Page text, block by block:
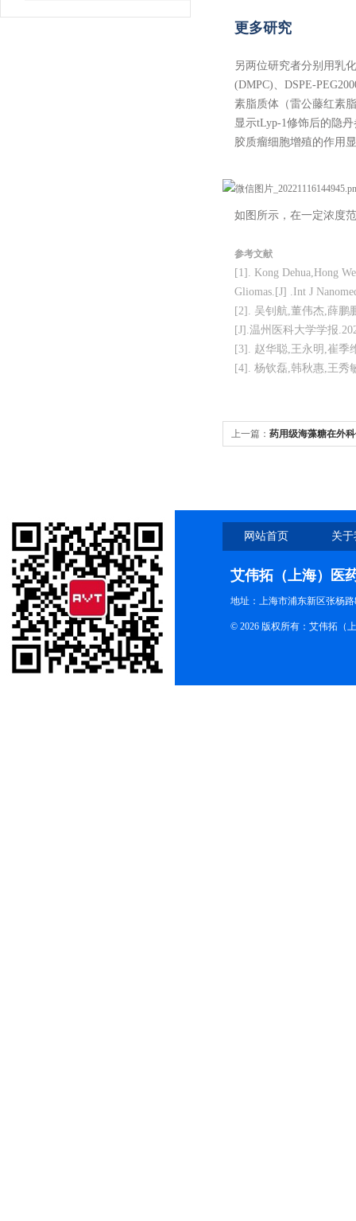
更多研究
另两位研究者分别用乳
(DMPC)、DSPE-
素脂质体（雷公藤红素
显示tLyp-1修饰后的隐
胶质瘤细胞增殖的作用
如图所示，在一定浓度
参考文献
[1]. Kong Dehua,Hong
Gliomas.[J] .Int J
[2]. 吴钊航,董伟杰,薛鹏
[J].温州医科大学学报
[3]. 赵华聪,王永明,崔季
[4]. 杨钦磊,韩秋惠,王秀
上一篇： 药用级海藻糖在外
网站首页 关
艾伟拓（上海）医
地址：上海市浦东新区张杨
© 2026 版权所有：艾伟拓（